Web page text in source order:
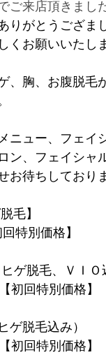
ご来店頂きまし
りがとうござま
くお願いいたし
、胸、お腹脱毛
ニュー、フェイ
ン、フェイシャ
お待ちしており
脱毛】
特別価格】
ヒゲ脱毛、ＶＩ
初回特別価格】
】（ヒゲ
初回特別価格】